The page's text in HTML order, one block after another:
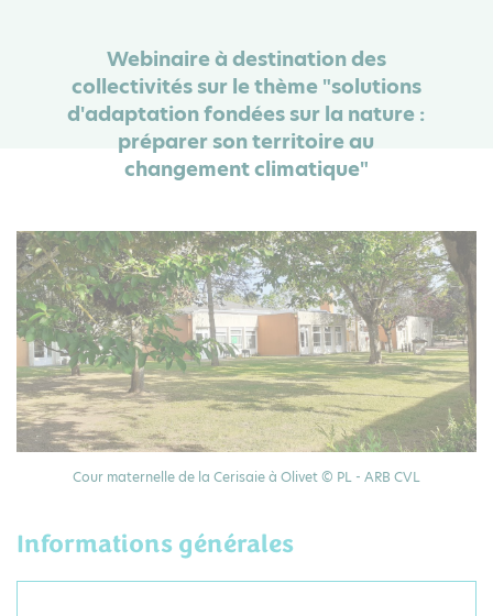
Webinaire à destination des
collectivités sur le thème "solutions
d'adaptation fondées sur la nature :
préparer son territoire au
changement climatique"
Cour maternelle de la Cerisaie à Olivet © PL - ARB CVL
Informations générales